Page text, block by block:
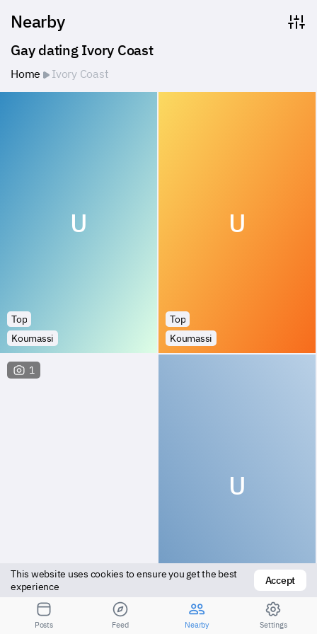
Nearby
Gay dating Ivory Coast
Home Ivory Coast
U
Top
Koumassi
U
Top
Koumassi
1
Bottom
U
Top
Nougoua
This website uses cookies to ensure you get the best
experience
Accept
Posts Feed Nearby Settings